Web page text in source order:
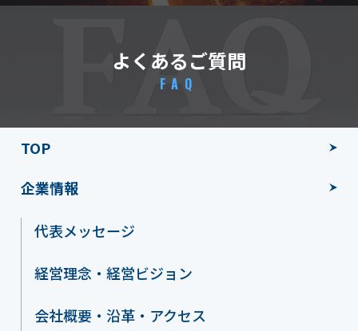
よくあるご質問
FAQ
TOP
企業情報
代表メッセージ
経営理念・経営ビジョン
会社概要・沿革・アクセス